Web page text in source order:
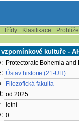
Třídy Klasifikace
kultuře -
Protectorate Bohemia
Ústav historie (21-UH)
Filozofická fakulta
od 2025
letní
0